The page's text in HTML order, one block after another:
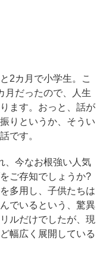
2カ月で小学生。こ
月だったので、人生
ます。おっと、話が
りというか、そうい
です。
今なお根強い人気
ご存知でしょうか?
多用し、子供たちは
でいるという、驚異
ルだけでしたが、現
幅広く展開している